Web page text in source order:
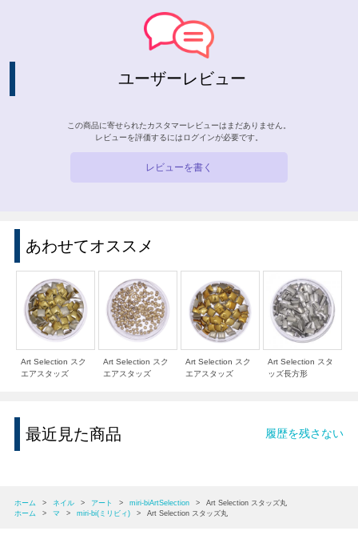
ユーザーレビュー
この商品に寄せられたカスタマーレビューはまだありません。
レビューを評価するには ログインが必要です。
レビューを書く
あわせてオススメ
Art Selection スク
エアスタッズ
Art Selection スク
エアスタッズ
Art Selection スク
エアスタッズ
Art Selection スタ
ッズ長方形
最近見た商品 履歴を残さない
ホーム > ネイル > アート > miri-biArtSelection >
Art Selection スタッズ丸
ホーム
> マ > miri-bi(ミリビィ) > Art Selection スタッズ丸